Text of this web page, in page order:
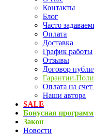
Контакты
Блог
Часто
Оплата
Доставка
График работы
Отзывы
Договор
Оплата на
Наши автора
SALE
Бонусная
Закон
Новости